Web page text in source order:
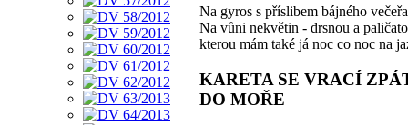
Na gyros s příslibem bájného
Na vůni nekvětin - drsnou a
kterou mám také já noc co noc na
KARETA SE VRACÍ
DO MOŘE